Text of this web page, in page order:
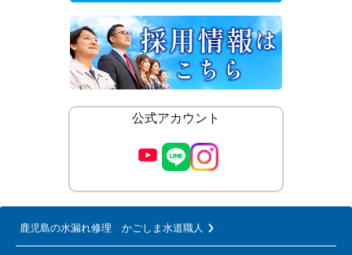
公式アカウント
鹿児島の水漏れ修理 かごしま水道職人